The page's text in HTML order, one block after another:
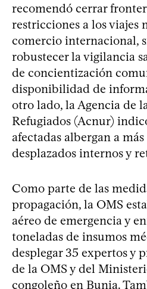
recomendó cerrar
restricciones a los viajes
comercio internacional,
robustecer la vigilancia
de concientización
disponibilidad de
otro lado, la Agencia de
Refugiados (Acnur)
afectadas albergan a
desplazados internos y
Como parte de las
propagación, la OMS
aéreo de emergencia y
toneladas de insumos
desplegar 35 expertos y
de la OMS y del
congoleño en Bunia.